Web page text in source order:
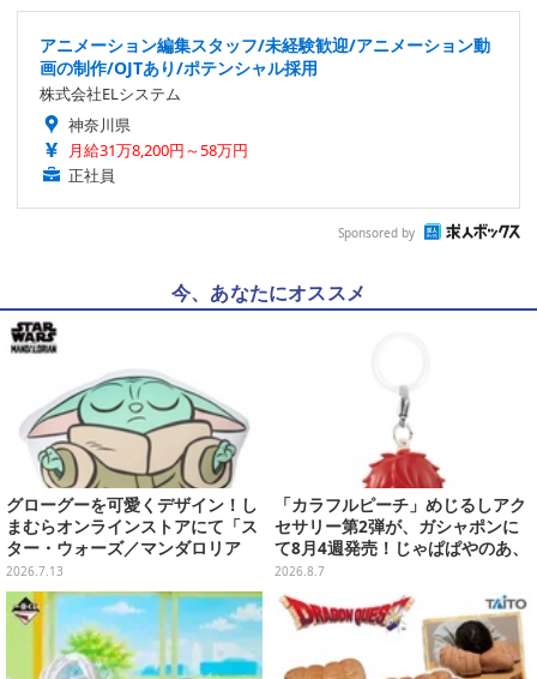
アニメーション編集スタッフ/未経験歓迎/アニメーション動
画の制作/OJTあり/ポテンシャル採用
株式会社ELシステム
神奈川県
月給31万8,200円～58万円
正社員
Sponsored by
今、あなたにオススメ
グローグーを可愛くデザイン！し
まむらオンラインストアにて「ス
ター・ウォーズ／マンダロリア
ン」雑貨が本日7月13日15時より
予約販売
2026.7.13
「カラフルピーチ」めじるしアク
セサリー第2弾が、ガシャポンに
て8月4週発売！じゃぱぱやのあ、
シヴァたちメンバー11名分ライン
ナップ
2026.8.7